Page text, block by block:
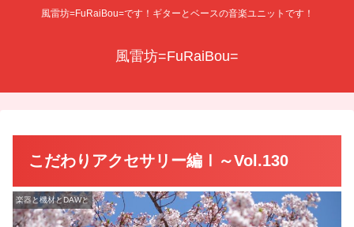
風雷坊=FuRaiBou=です！ギターとベースの音楽ユニットです！
風雷坊=FuRaiBou=
こだわりアクセサリー編Ⅰ～Vol.130
楽器と機材とDAWと